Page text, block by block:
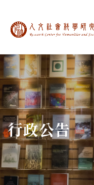
中央研
:::
行政公告